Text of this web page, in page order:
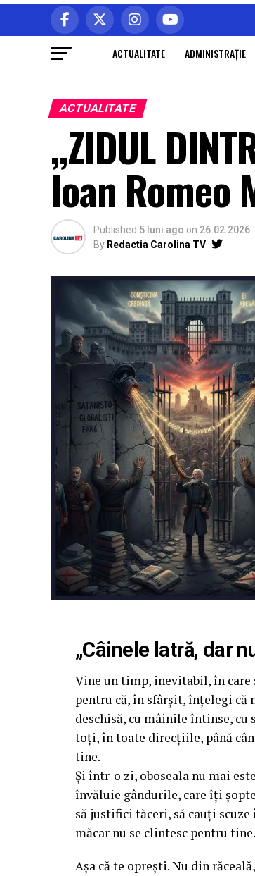
ACTUALITATE ADMINISTRAŢIE
ACTUALITATE
,,ZIDUL
Ioan Romeo
Published 5 luni ago on 26.02.2026
By Redactia Carolina TV
„Câinele latră, dar
Vine un timp, inevitabil, în care
pentru că, în sfârșit, înțelegi că
deschisă, cu mâinile întinse, cu
toți, în toate direcțiile, până
tine.
Și într-o zi, oboseala nu mai
învăluie gândurile, care îți
să justifici tăceri, să cauți
măcar nu se clintesc pentru tine.
Așa că te oprești. Nu din